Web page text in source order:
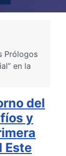
Prólogos
en la
del
y
Este